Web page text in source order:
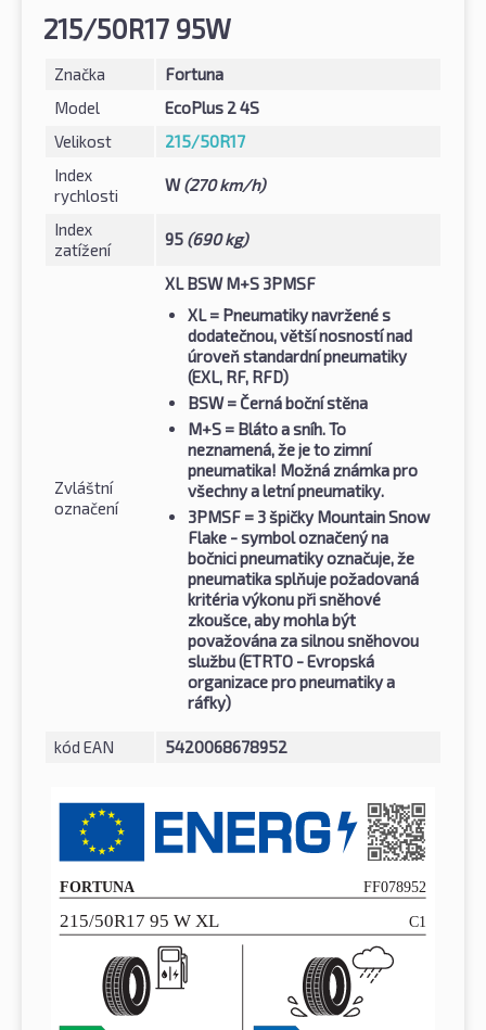
215/50R17 95W
Značka
Fortuna
Model
EcoPlus 2 4S
Velikost
215/50R17
Index
rychlosti
W(270 km/h)
Index
zatížení
95 (690 kg)
Zvláštní
označení
XL BSW M+S 3PMSF
XL= Pneumatiky navržené s
dodatečnou, větší nosností nad
úroveň standardní pneumatiky
(EXL, RF, RFD)
BSW= Černá boční stěna
M+S = Bláto a sníh. To
neznamená, že je to zimní
pneumatika! Možná známka pro
všechny a letní pneumatiky.
3PMSF = 3 špičky Mountain Snow
Flake - symbol označený na
bočnici pneumatiky označuje, že
pneumatika splňuje požadovaná
kritéria výkonu při sněhové
zkoušce, aby mohla být
považována za silnou sněhovou
službu (ETRTO - Evropská
organizace pro pneumatiky a
ráfky)
kód EAN 5420068678952